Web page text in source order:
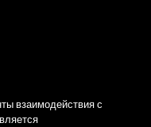
взаимодействия с